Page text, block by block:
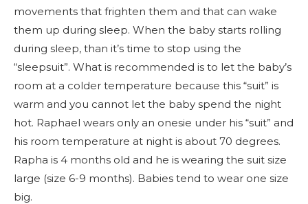
movements that frighten them and that can wake
them up during sleep. When the baby starts rolling
during sleep, than it’s time to stop using the
“sleepsuit”. What is recommended is to let the baby’s
room at a colder temperature because this “suit” is
warm and you cannot let the baby spend the night
hot. Raphael wears only an onesie under his “suit” and
his room temperature at night is about 70 degrees.
Rapha is 4 months old and he is wearing the suit size
large (size 6-9 months). Babies tend to wear one size
big.